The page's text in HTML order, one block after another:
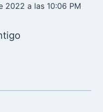
2022 a las 10:06 PM